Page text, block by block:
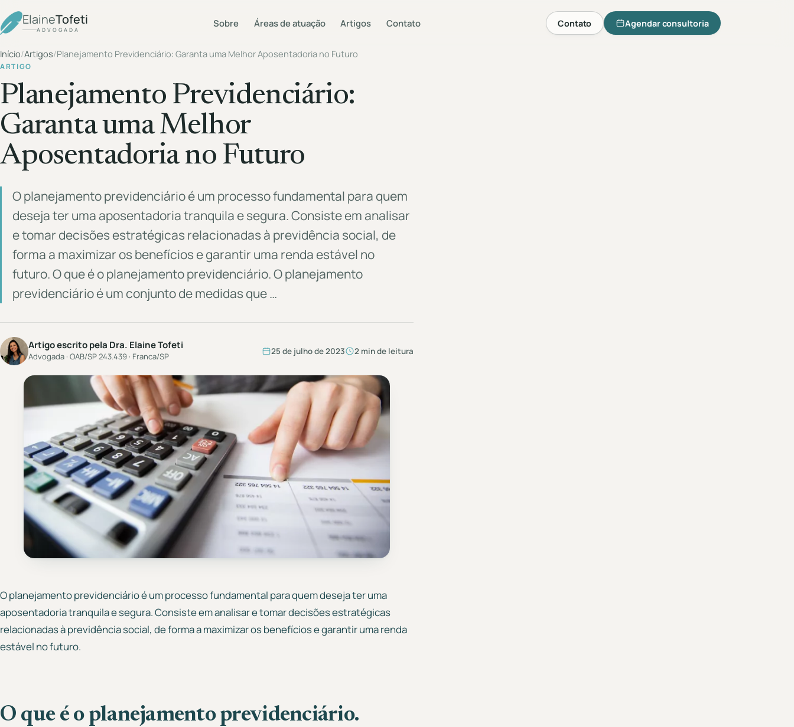
ElaineTofeti
ADVOGADA
Sobre Áreas de atuação Artigos Contato Contato Agendar consultoria
Início/Artigos/Planejamento Previdenciário: Garanta uma Melhor Aposentadoria no Futuro
ARTIGO
Planejamento Previdenciário:
Garanta uma Melhor
Aposentadoria no Futuro
O planejamento previdenciário é um processo fundamental para quem
deseja ter uma aposentadoria tranquila e segura. Consiste em analisar
e tomar decisões estratégicas relacionadas à previdência social, de
forma a maximizar os benefícios e garantir uma renda estável no
futuro. O que é o planejamento previdenciário. O planejamento
previdenciário é um conjunto de medidas que …
Artigo escrito pela Dra. Elaine Tofeti
Advogada · OAB/SP 243.439 · Franca/SP 25 de julho de 2023 2 min de leitura
O planejamento previdenciário é um processo fundamental para quem deseja ter uma
aposentadoria tranquila e segura. Consiste em analisar e tomar decisões estratégicas
relacionadas à previdência social, de forma a maximizar os benefícios e garantir uma renda
estável no futuro.
O que é o planejamento previdenciário.